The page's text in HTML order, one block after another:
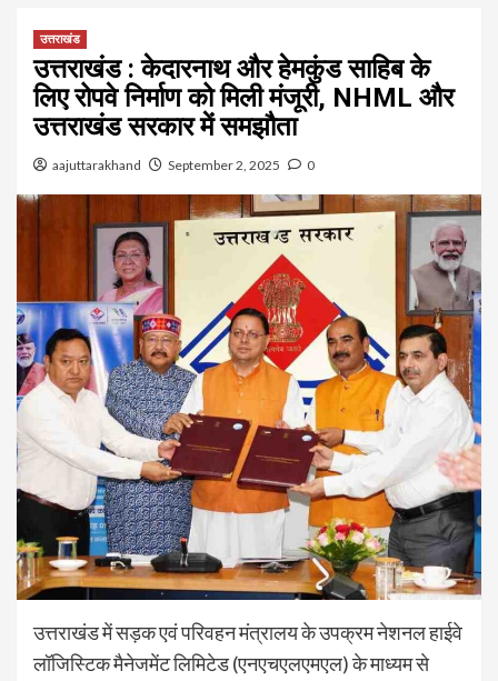
उत्तराखंड
उत्तराखंड : केदारनाथ और हेमकुंड साहिब के
लिए रोपवे निर्माण को मिली मंजूरी, NHML और
उत्तराखंड सरकार में समझौता
aajuttarakhand September 2, 2025 0
उत्तराखंड में सड़क एवं परिवहन मंत्रालय के उपक्रमनेशनल हाईवे
लॉजिस्टिक मैनेजमेंट लिमिटेड (एनएचएलएमएल)के माध्यम से